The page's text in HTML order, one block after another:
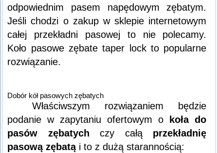
odpowiednim pasem napędowym zębatym.
Jeśli chodzi o zakup w sklepie internetowym
całej przekładni pasowej to nie polecamy.
Koło pasowe zębate taper lock to popularne
rozwiązanie.
Dobór kół pasowych zębatych
Właściwszym rozwiązaniem będzie
podanie w zapytaniu ofertowym o
koła do
pasów zębatych czy całą przekładnię
pasową zębatąi to z dużą starannością: